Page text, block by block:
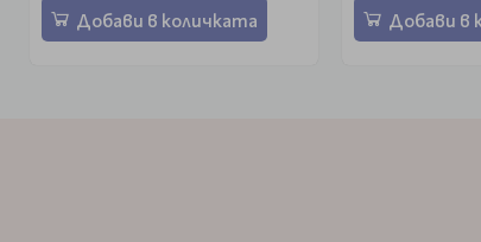
Добави в количката Добави в